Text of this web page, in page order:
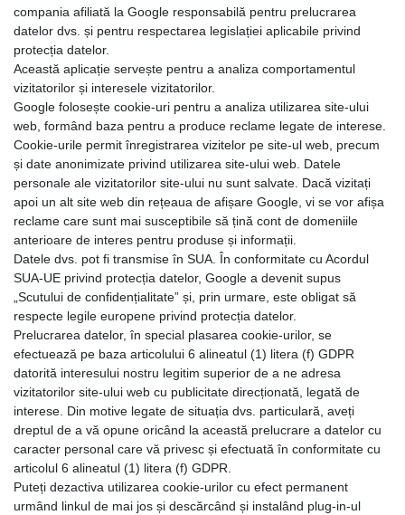
compania afiliată la Google responsabilă pentru prelucrarea
datelor dvs. și pentru respectarea legislației aplicabile privind
protecția datelor.
Această aplicație servește pentru a analiza comportamentul
vizitatorilor și interesele vizitatorilor.
Google folosește cookie-uri pentru a analiza utilizarea site-ului
web, formând baza pentru a produce reclame legate de interese.
Cookie-urile permit înregistrarea vizitelor pe site-ul web, precum
și date anonimizate privind utilizarea site-ului web. Datele
personale ale vizitatorilor site-ului nu sunt salvate. Dacă vizitați
apoi un alt site web din rețeaua de afișare Google, vi se vor afișa
reclame care sunt mai susceptibile să țină cont de domeniile
anterioare de interes pentru produse și informații.
Datele dvs. pot fi transmise în SUA. În conformitate cu Acordul
SUA-UE privind protecția datelor, Google a devenit supus
„Scutului de confidențialitate” și, prin urmare, este obligat să
respecte legile europene privind protecția datelor.
Prelucrarea datelor, în special plasarea cookie-urilor, se
efectuează pe baza articolului 6 alineatul (1) litera (f) GDPR
datorită interesului nostru legitim superior de a ne adresa
vizitatorilor site-ului web cu publicitate direcționată, legată de
interese. Din motive legate de situația dvs. particulară, aveți
dreptul de a vă opune oricând la această prelucrare a datelor cu
caracter personal care vă privesc și efectuată în conformitate cu
articolul 6 alineatul (1) litera (f) GDPR.
Puteți dezactiva utilizarea cookie-urilor cu efect permanent
urmând linkul de mai jos și descărcând și instalând plug-in-ul